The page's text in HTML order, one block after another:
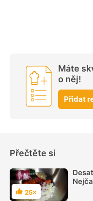
Máte
o něj!
Přidat
Přečtěte si
Hodnocení
25×